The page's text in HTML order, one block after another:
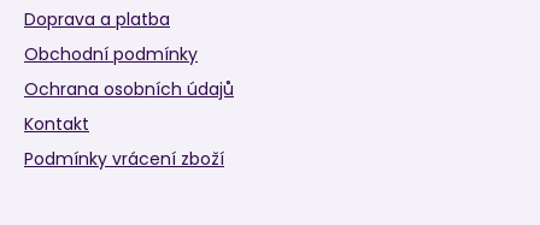
Doprava a platba
Obchodní podmínky
Ochrana osobních údajů
Kontakt
Podmínky vrácení zboží